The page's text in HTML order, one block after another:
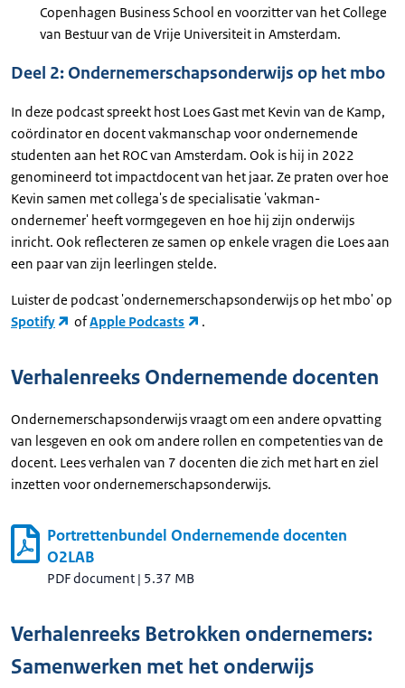
Copenhagen Business School en voorzitter van het College
van Bestuur van de Vrije Universiteit in Amsterdam.
Deel 2: Ondernemerschapsonderwijs op het mbo
In deze podcast spreekt host Loes Gast met Kevin van de Kamp,
coördinator en docent vakmanschap voor ondernemende
studenten aan het ROC van Amsterdam. Ook is hij in 2022
genomineerd tot impactdocent van het jaar. Ze praten over hoe
Kevin samen met collega's de specialisatie 'vakman-
ondernemer' heeft vormgegeven en hoe hij zijn onderwijs
inricht. Ook reflecteren ze samen op enkele vragen die Loes aan
een paar van zijn leerlingen stelde.
Luister de podcast 'ondernemerschapsonderwijs op het mbo' op
Spotify
ofApple Podcasts .
Verhalenreeks Ondernemende docenten
Ondernemerschapsonderwijs vraagt om een andere opvatting
van lesgeven en ook om andere rollen en competenties van de
docent. Lees verhalen van 7 docenten die zich met hart en ziel
inzetten voor ondernemerschapsonderwijs.
Portrettenbundel Ondernemende docenten
O2LAB
PDF document | 5.37 MB
Verhalenreeks Betrokken ondernemers:
Samenwerken met het onderwijs